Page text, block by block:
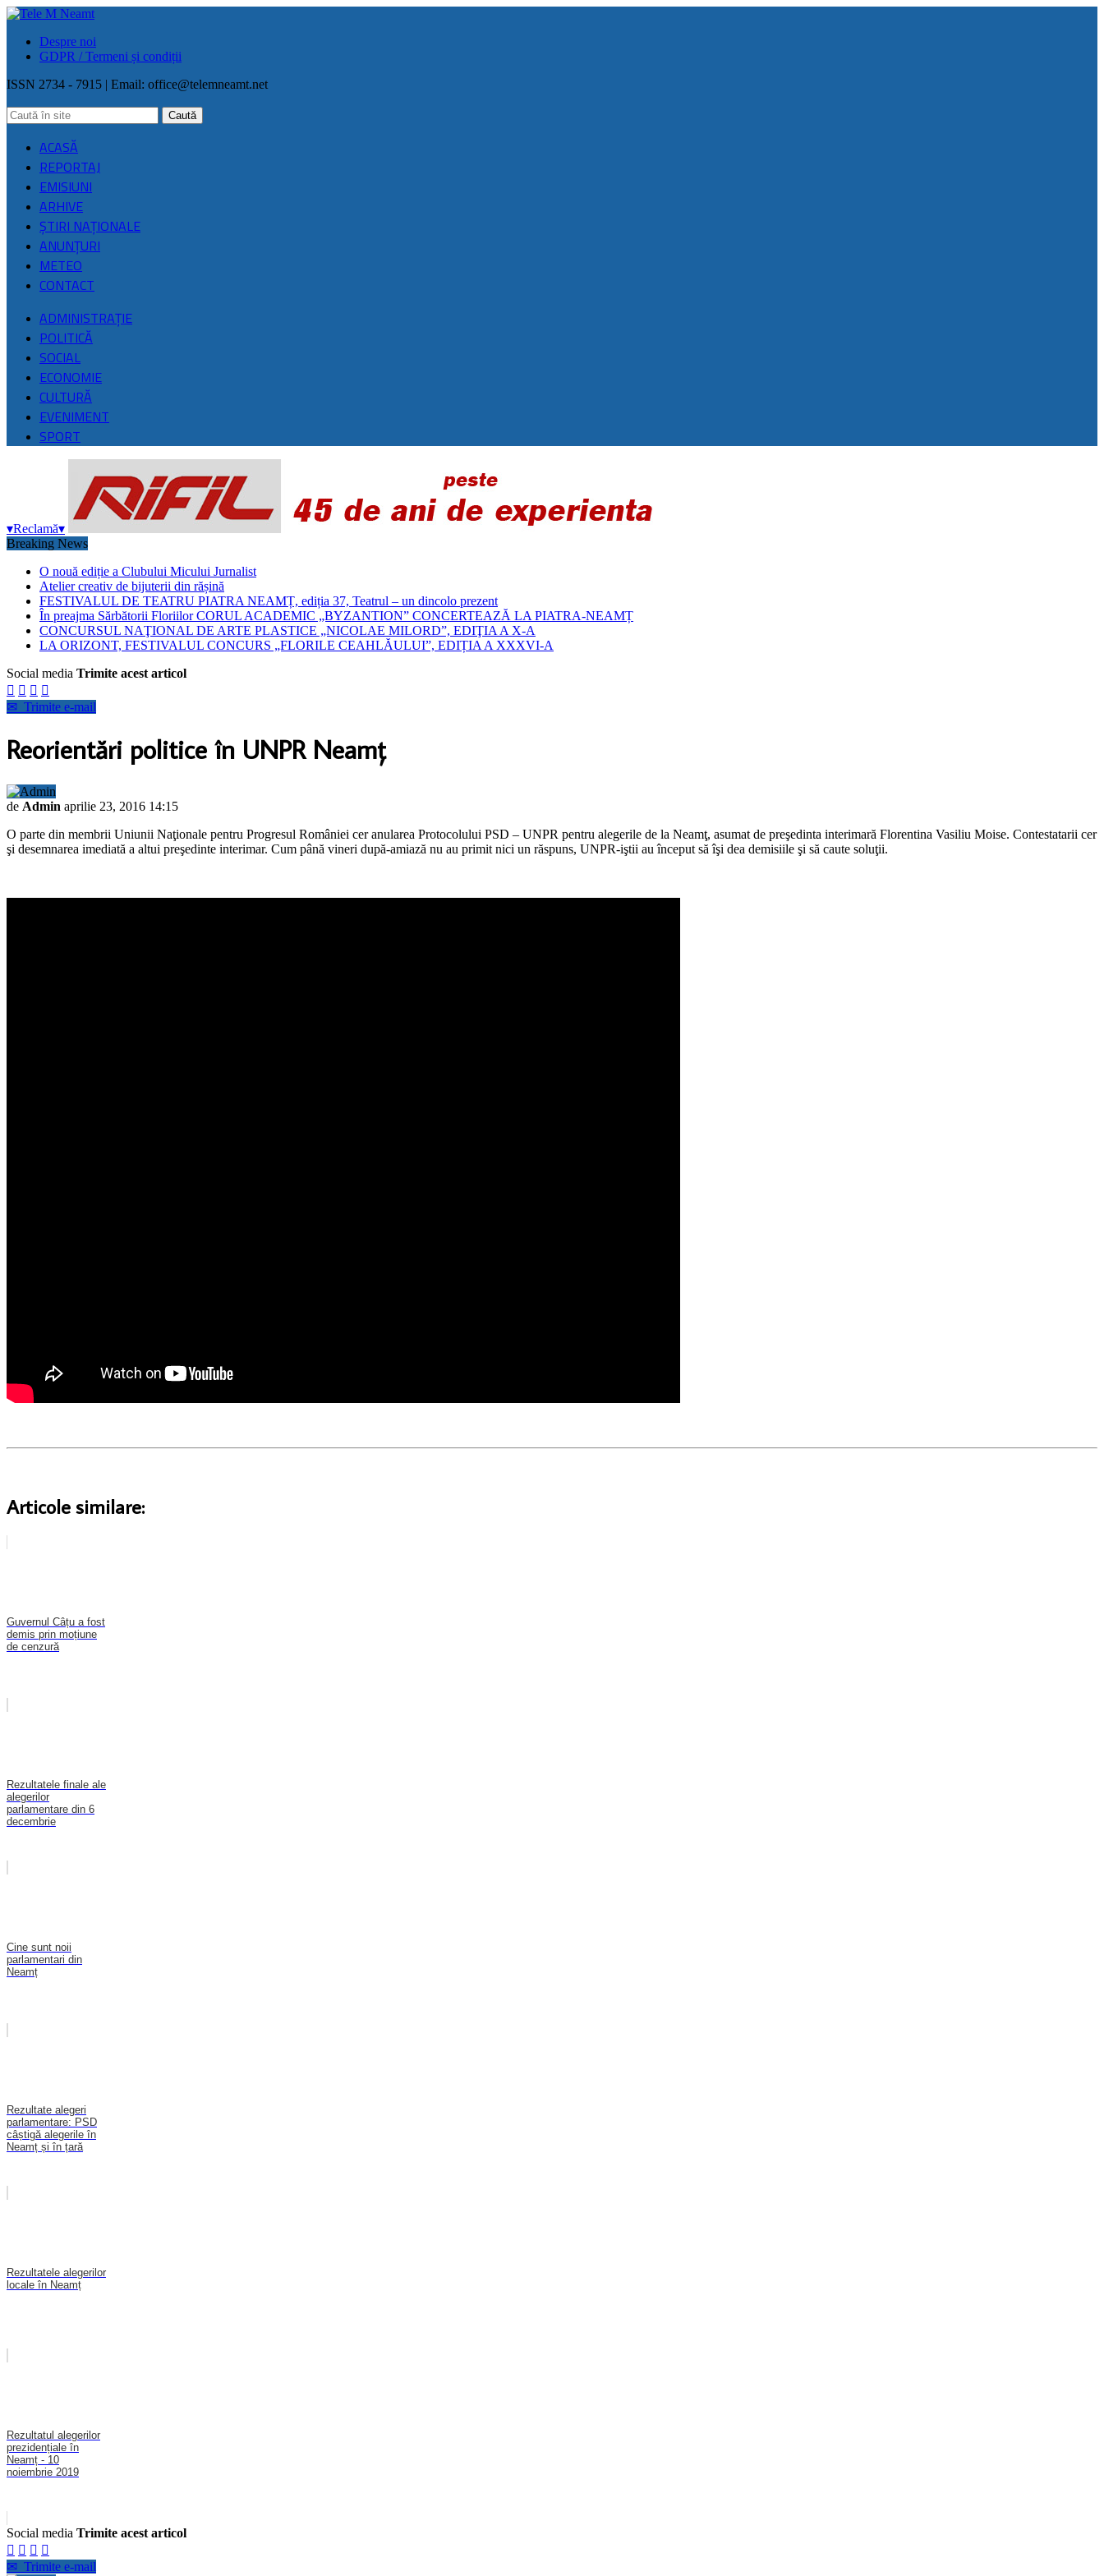
Despre noi
GDPR / Termeni și condiții
ISSN 2734 - 7915 | Email: office@telemneamt.net
ACASĂ
REPORTAJ
EMISIUNI
ARHIVE
ŞTIRI NAŢIONALE
ANUNȚURI
METEO
CONTACT
ADMINISTRAȚIE
POLITICĂ
SOCIAL
ECONOMIE
CULTURĂ
EVENIMENT
SPORT
▾Reclamă▾
Breaking News
O nouă ediție a Clubului Micului Jurnalist
Atelier creativ de bijuterii din rășină
FESTIVALUL DE TEATRU PIATRA NEAMȚ, ediția 37, Teatrul – un dincolo prezent
În preajma Sărbătorii Floriilor CORUL ACADEMIC „BYZANTION” CONCERTEAZĂ LA PIATRA-NEAMȚ
CONCURSUL NAŢIONAL DE ARTE PLASTICE „NICOLAE MILORD”, EDIŢIA A X-A
LA ORIZONT, FESTIVALUL CONCURS „FLORILE CEAHLĂULUI”, EDIȚIA A XXXVI-A
Social media Trimite acest articol
   
✉ Trimite e-mail
Reorientări politice în UNPR Neamţ
de Admin aprilie 23, 2016 14:15
O parte din membrii Uniunii Naţionale pentru Progresul României cer anularea Protocolului PSD – UNPR pentru alegerile de la Neamţ, asumat de preşedinta interimară Florentina Vasiliu Moise. Contestatarii cer
şi desemnarea imediată a altui preşedinte interimar. Cum până vineri după-amiază nu au primit nici un răspuns, UNPR-iştii au început să îşi dea demisiile şi să caute soluţii.
Articole similare:
Guvernul Câțu a fost
demis prin moțiune
de cenzură
Rezultatele finale ale
alegerilor
parlamentare din 6
decembrie
Cine sunt noii
parlamentari din
Neamț
Rezultate alegeri
parlamentare: PSD
câștigă alegerile în
Neamț și în țară
Rezultatele alegerilor
locale în Neamț
Rezultatul alegerilor
prezidențiale în
Neamț - 10
noiembrie 2019
Social media Trimite acest articol
   
✉ Trimite e-mail